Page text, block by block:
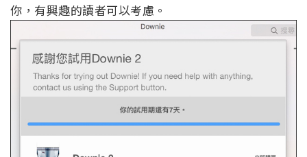
你，有興趣的讀者可以考慮。